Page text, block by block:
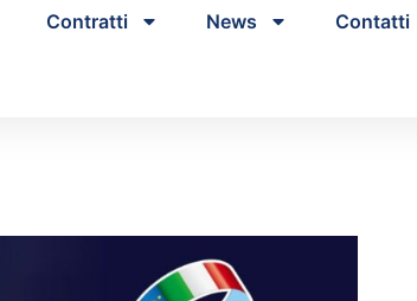
Contratti News Contatti